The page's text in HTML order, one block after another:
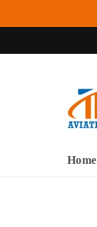
content
Home